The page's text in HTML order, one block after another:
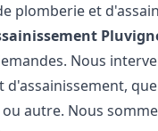
plomberie et
Nous
d'assainissement,
autre. Nous